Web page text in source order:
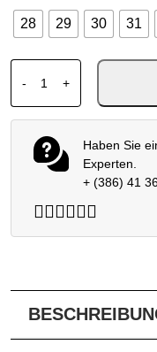
28 29 30 31
-
SPIDI J-FIT
+
Haben Sie
Experten.
+ (386) 41